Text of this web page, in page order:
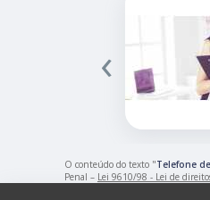
‹
O conteúdo do texto "Telefone
Penal – Lei 9610/98 - Lei de